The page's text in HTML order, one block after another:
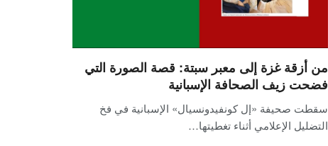
من أزقة غزة إلى معبر سبتة: قصة الصورة التي
فضحت زيف الصحافة الإسبانية
سقطت صحيفة «إل كونفيدونسيال» الإسبانية في فخ
التضليل الإعلامي أثناء تغطيتها…